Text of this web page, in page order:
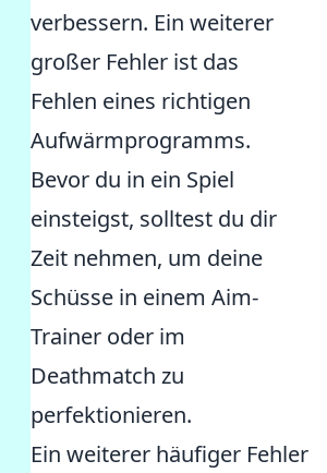
verbessern. Ein weiterer
großer Fehler ist das
Fehlen eines richtigen
Aufwärmprogramms.
Bevor du in ein Spiel
einsteigst, solltest du dir
Zeit nehmen, um deine
Schüsse in einem Aim-
Trainer oder im
Deathmatch zu
perfektionieren.
Ein weiterer häufiger Fehler